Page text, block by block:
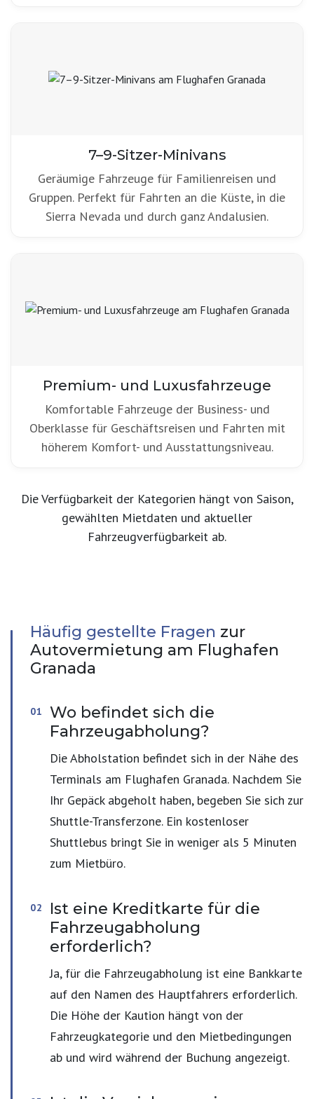
7–9-Sitzer-Minivans
Geräumige Fahrzeuge für Familienreisen und
Gruppen. Perfekt für Fahrten an die Küste, in die
Sierra Nevada und durch ganz Andalusien.
Premium- und Luxusfahrzeuge
Komfortable Fahrzeuge der Business- und
Oberklasse für Geschäftsreisen und Fahrten mit
höherem Komfort- und Ausstattungsniveau.
Die Verfügbarkeit der Kategorien hängt von Saison,
gewählten Mietdaten und aktueller
Fahrzeugverfügbarkeit ab.
Häufig gestellte Fragen zur
Autovermietung am Flughafen
Granada
Wo befindet sich die
Fahrzeugabholung?
Die Abholstation befindet sich in der Nähe des
Terminals am Flughafen Granada. Nachdem Sie
Ihr Gepäck abgeholt haben, begeben Sie sich zur
Shuttle-Transferzone. Ein kostenloser
Shuttlebus bringt Sie in weniger als 5 Minuten
zum Mietbüro.
Ist eine Kreditkarte für die
Fahrzeugabholung
erforderlich?
Ja, für die Fahrzeugabholung ist eine Bankkarte
auf den Namen des Hauptfahrers erforderlich.
Die Höhe der Kaution hängt von der
Fahrzeugkategorie und den Mietbedingungen
ab und wird während der Buchung angezeigt.